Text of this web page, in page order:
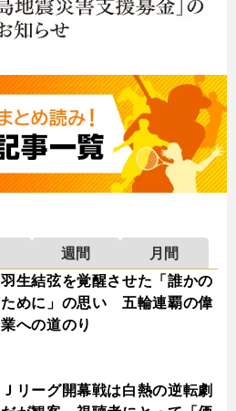
週間
月間
羽生結弦を覚醒させた「誰かの
ために」の思い 五輪連覇の偉
業への道のり
Ｊリーグ開幕戦は白熱の逆転劇